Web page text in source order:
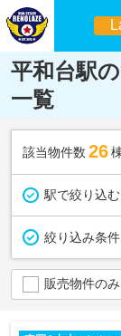
平和台駅
一覧
該当物件数 26
駅で絞り込む
絞り込み条件
販売物件のみ